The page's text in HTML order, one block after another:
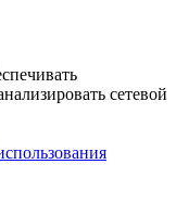
сетевой